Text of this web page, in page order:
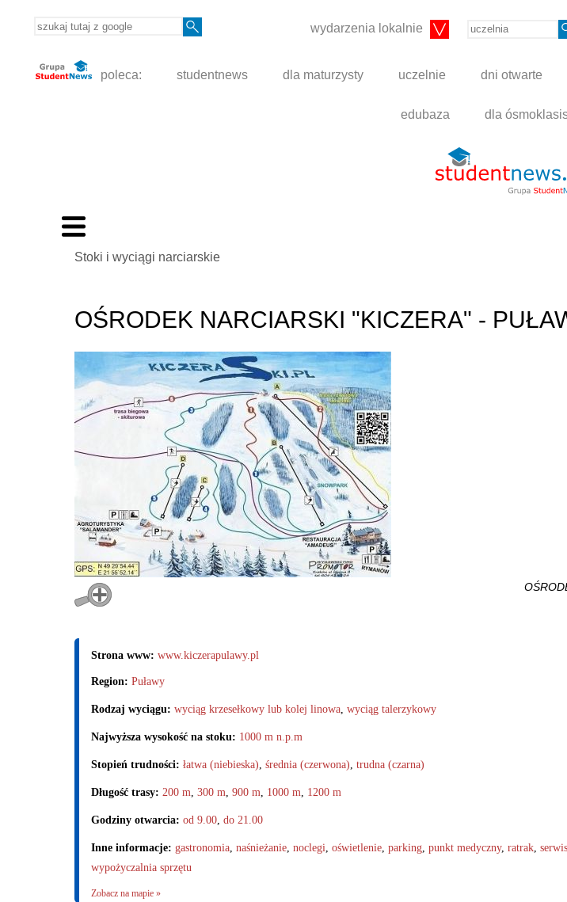
wydarzenia lokalnie
poleca: studentnews dla maturzysty uczelnie dni otwarte
edubaza dla
Stoki i wyciągi narciarskie
OŚRODEK NARCIARSKI "KICZERA" -
Strona www: www.kiczerapulawy.pl
Region: Puławy
Rodzaj wyciągu: wyciąg krzesełkowy lub kolej linowa wyciąg talerzykowy
Najwyższa wysokość na stoku: 1000 m n.p.m
Stopień trudności: łatwa (niebieska) średnia (czerwona) trudna (czarna)
Długość trasy: 200 m 300 m 900 m 1000 m 1200 m
Godziny otwarcia: od 9.00 do 21.00
Inne informacje: gastronomia naśnieżanie noclegi oświetlenie parking punkt medyczny, ratrak serwis
wypożyczalnia sprzętu
Zobacz na mapie »